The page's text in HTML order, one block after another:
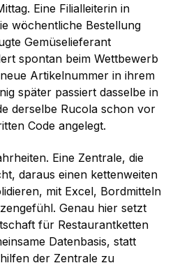
Eine Filialleiterin in
wöchentliche Bestellung
Gemüselieferant
spontan beim Wettbewerb
Artikelnummer in ihrem
später passiert dasselbe in
derselbe Rucola schon vor
Code angelegt.
Eine Zentrale, die
daraus einen kettenweiten
mit Excel, Bordmitteln
Genau hier setzt
für Restaurantketten
Datenbasis, statt
der Zentrale zu